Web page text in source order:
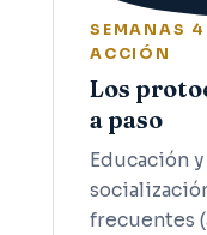
SEMANAS
ACCIÓN
Los
a paso
Educación
frecuentes